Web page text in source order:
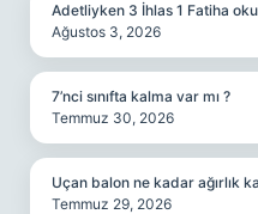
Adetliyken 3 İhlas 1 Fatiha
Ağustos 3, 2026
7’nci sınıfta kalma var mı ?
Temmuz 30, 2026
Uçan balon ne kadar ağırlık
Temmuz 29, 2026